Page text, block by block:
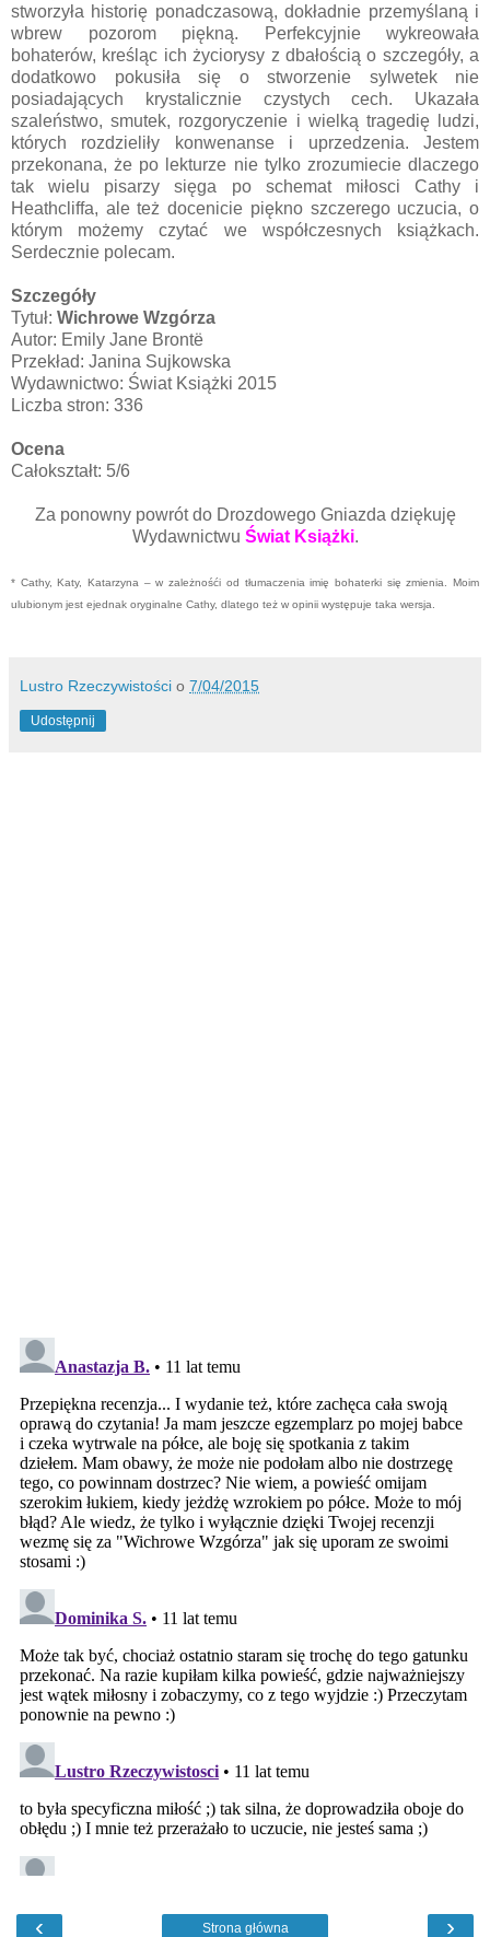
stworzyła historię ponadczasową, dokładnie przemyślaną i
wbrew pozorom piękną. Perfekcyjnie wykreowała
bohaterów, kreśląc ich życiorysy z dbałością o szczegóły, a
dodatkowo pokusiła się o stworzenie sylwetek nie
posiadających krystalicznie czystych cech. Ukazała
szaleństwo, smutek, rozgoryczenie i wielką tragedię ludzi,
których rozdzieliły konwenanse i uprzedzenia. Jestem
przekonana, że po lekturze nie tylko zrozumiecie dlaczego
tak wielu pisarzy sięga po schemat miłosci Cathy i
Heathcliffa, ale też docenicie piękno szczerego uczucia, o
którym możemy czytać we współczesnych książkach.
Serdecznie polecam.
Szczegóły
Tytuł: Wichrowe Wzgórza
Autor: Emily Jane Brontë
Przekład: Janina Sujkowska
Wydawnictwo: Świat Książki 2015
Liczba stron: 336
Ocena
Całokształt: 5/6
Za ponowny powrót do Drozdowego Gniazda dziękuję
Wydawnictwu Świat Książki.
* Cathy, Katy, Katarzyna – w zależnośći od tłumaczenia imię bohaterki się zmienia. Moim
ulubionym jest ejednak oryginalne Cathy, dlatego też w opinii występuje taka wersja.
Lustro Rzeczywistości o 7/04/2015
Udostępnij
‹ ›
Strona główna